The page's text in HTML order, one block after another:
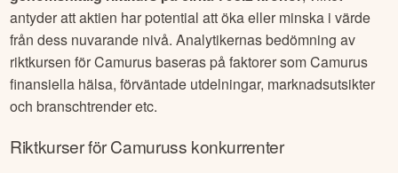
antyder att aktien har potential att öka eller minska i värde
från dess nuvarande nivå. Analytikernas bedömning av
riktkursen förCamurusbaseras på faktorer somCamurus
finansiella hälsa, förväntade utdelningar, marknadsutsikter
och branschtrender etc.
Riktkurser förCamuruss konkurrenter